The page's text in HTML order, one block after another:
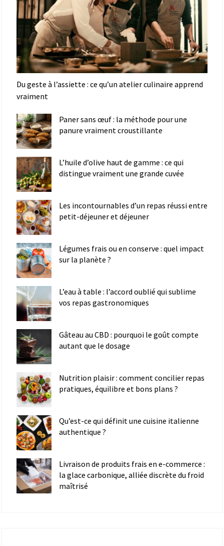
Du geste à l’assiette : ce qu’un atelier culinaire apprend
vraiment
Paner sans œuf : la méthode pour une
panure vraiment croustillante
L’huile d’olive haut de gamme : ce qui
distingue vraiment une grande cuvée
Les incontournables d’un repas réussi entre
petit-déjeuner et déjeuner
Légumes frais ou en conserve : quel impact
sur la planète ?
L’eau à table : l’accord oublié qui sublime
vos repas gastronomiques
Gâteau au CBD : pourquoi le goût compte
autant que le dosage
Nutrition plaisir : comment concilier repas
pratiques, équilibre et bons plans ?
Qu’est-ce qui définit une cuisine italienne
authentique ?
Livraison de produits frais en e-commerce :
la glace carbonique, alliée discrète du froid
maîtrisé